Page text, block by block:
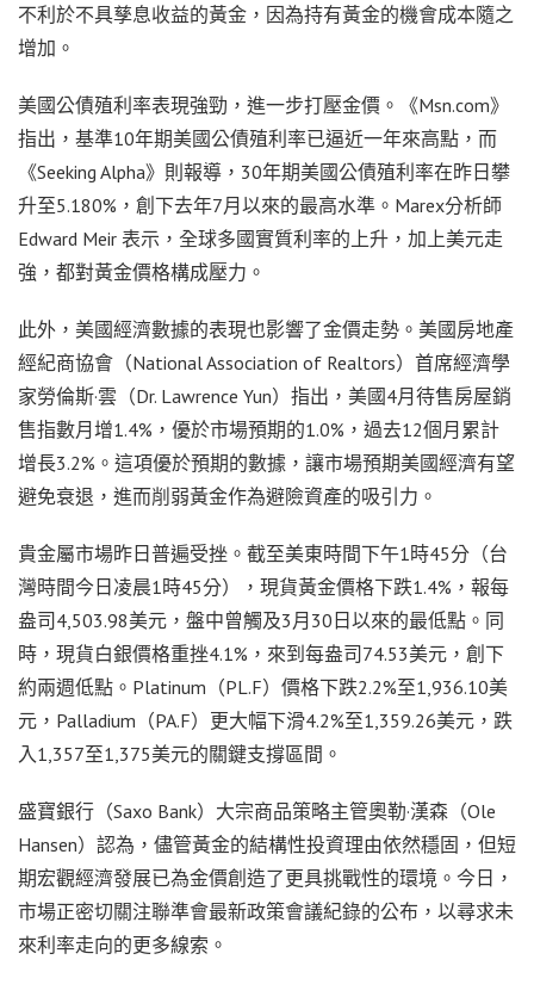
不利於不具孳息收益的黃金，因為持有黃金的機會成本隨之
增加。
美國公債殖利率表現強勁，進一步打壓金價。《Msn.com》
指出，基準10年期美國公債殖利率已逼近一年來高點，而
《Seeking Alpha》則報導，30年期美國公債殖利率在昨日攀
升至5.180%，創下去年7月以來的最高水準。Marex分析師
Edward Meir 表示，全球多國實質利率的上升，加上美元走
強，都對黃金價格構成壓力。
此外，美國經濟數據的表現也影響了金價走勢。美國房地產
經紀商協會（National Association of Realtors）首席經濟學
家勞倫斯·雲（Dr. Lawrence Yun）指出，美國4月待售房屋銷
售指數月增1.4%，優於市場預期的1.0%，過去12個月累計
增長3.2%。這項優於預期的數據，讓市場預期美國經濟有望
避免衰退，進而削弱黃金作為避險資產的吸引力。
貴金屬市場昨日普遍受挫。截至美東時間下午1時45分（台
灣時間今日凌晨1時45分），現貨黃金價格下跌1.4%，報每
盎司4,503.98美元，盤中曾觸及3月30日以來的最低點。同
時，現貨白銀價格重挫4.1%，來到每盎司74.53美元，創下
約兩週低點。Platinum（PL.F）價格下跌2.2%至1,936.10美
元，Palladium（PA.F）更大幅下滑4.2%至1,359.26美元，跌
入1,357至1,375美元的關鍵支撐區間。
盛寶銀行（Saxo Bank）大宗商品策略主管奧勒·漢森（Ole
Hansen）認為，儘管黃金的結構性投資理由依然穩固，但短
期宏觀經濟發展已為金價創造了更具挑戰性的環境。今日，
市場正密切關注聯準會最新政策會議紀錄的公布，以尋求未
來利率走向的更多線索。